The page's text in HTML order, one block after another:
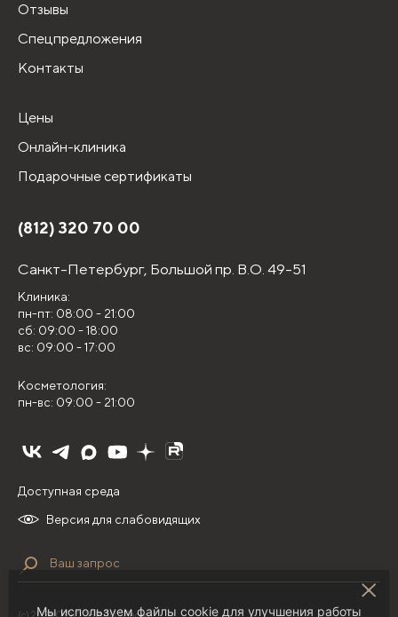
Отзывы
Спецпредложения
Контакты
Цены
Онлайн-клиника
Подарочные сертификаты
(812) 320 70 00
Санкт-Петербург, Большой пр. В.О. 49-51
Клиника:
пн-пт: 08:00 - 21:00
сб: 09:00 - 18:00
вс: 09:00 - 17:00
Косметология:
пн-вс: 09:00 - 21:00
Версия для слабовидящих
Доступная среда
Мы используем файлы cookie для улучшения работы